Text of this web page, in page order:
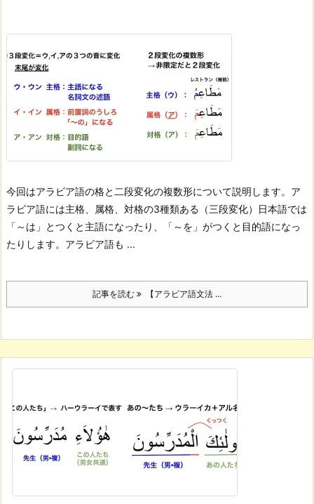
今回はアラビア語の格と二段変化の複数形について説明します。 ア
ラビア語には主格、属格、対格の3種類ある（三段変化）
日本語では
「～は」とつくと主語になったり、「～を」がつくと目的語になっ
たりします。 アラビア語も ...
記事を読む 【アラビア語文法 ...